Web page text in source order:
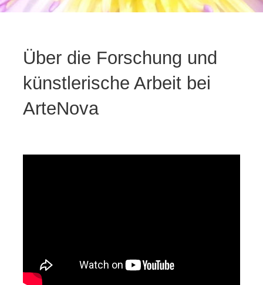
Über die Forschung und
künstlerische Arbeit bei
ArteNova